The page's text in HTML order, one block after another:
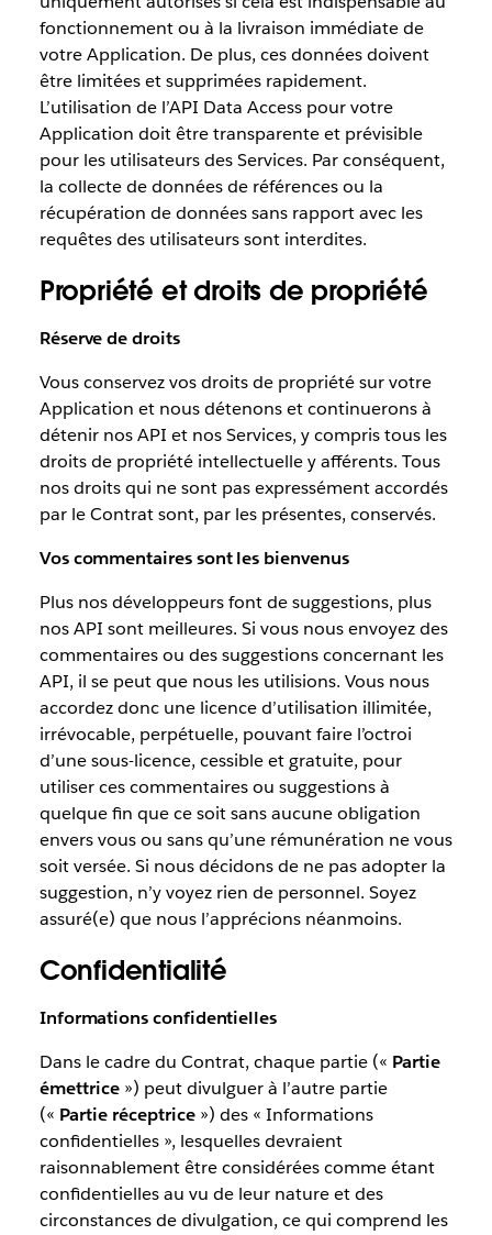
fonctionnement ou à la livraison immédiate de
votre Application. De plus, ces données doivent
être limitées et supprimées rapidement.
L’utilisation de l’API Data Access pour votre
Application doit être transparente et prévisible
pour les utilisateurs des Services. Par conséquent,
la collecte de données de références ou la
récupération de données sans rapport avec les
requêtes des utilisateurs sont interdites.
Propriété et droits de propriété
Réserve de droits
Vous conservez vos droits de propriété sur votre
Application et nous détenons et continuerons à
détenir nos API et nos Services, y compris tous les
droits de propriété intellectuelle y afférents. Tous
nos droits qui ne sont pas expressément accordés
par le Contrat sont, par les présentes, conservés.
Vos commentaires sont les bienvenus
Plus nos développeurs font de suggestions, plus
nos API sont meilleures. Si vous nous envoyez des
commentaires ou des suggestions concernant les
API, il se peut que nous les utilisions. Vous nous
accordez donc une licence d’utilisation illimitée,
irrévocable, perpétuelle, pouvant faire l’octroi
d’une sous-licence, cessible et gratuite, pour
utiliser ces commentaires ou suggestions à
quelque fin que ce soit sans aucune obligation
envers vous ou sans qu’une rémunération ne vous
soit versée. Si nous décidons de ne pas adopter la
suggestion, n’y voyez rien de personnel. Soyez
assuré(e) que nous l’apprécions néanmoins.
Confidentialité
Informations confidentielles
Dans le cadre du Contrat, chaque partie (« Partie
émettrice») peut divulguer à l’autre partie
(« Partie réceptrice») des « Informations
confidentielles », lesquelles devraient
raisonnablement être considérées comme étant
confidentielles au vu de leur nature et des
circonstances de divulgation, ce qui comprend les